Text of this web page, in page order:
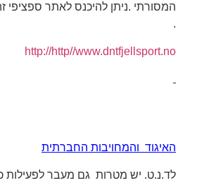
המסורתי .ניתן להיכנס לאתר ספציפי
.
http://http//www.dntfjellsport.no
האיגוד והמחויבות החברתית
לד.נ.ט. יש מטרות גם מעבר